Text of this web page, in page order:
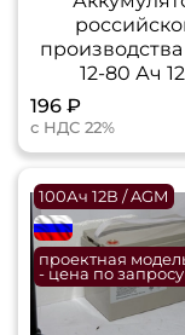
12-80 Ач
196 ₽
с НДС 22%
100Ач 12В / AGM
flagRU
проектная
- цена по запросу